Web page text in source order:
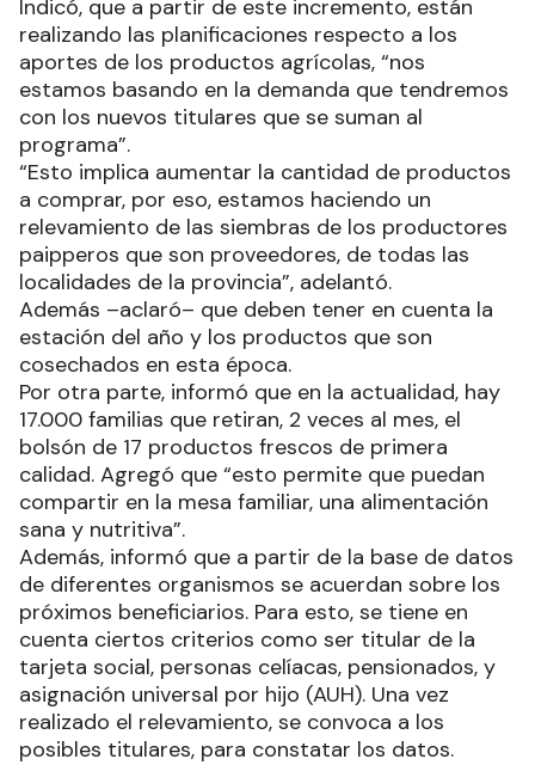
Indicó, que a partir de este incremento, están
realizando las planificaciones respecto a los
aportes de los productos agrícolas, “nos
estamos basando en la demanda que tendremos
con los nuevos titulares que se suman al
programa”.
“Esto implica aumentar la cantidad de productos
a comprar, por eso, estamos haciendo un
relevamiento de las siembras de los productores
paipperos que son proveedores, de todas las
localidades de la provincia”, adelantó.
Además –aclaró– que deben tener en cuenta la
estación del año y los productos que son
cosechados en esta época.
Por otra parte, informó que en la actualidad, hay
17.000 familias que retiran, 2 veces al mes, el
bolsón de 17 productos frescos de primera
calidad. Agregó que “esto permite que puedan
compartir en la mesa familiar, una alimentación
sana y nutritiva”.
Además, informó que a partir de la base de datos
de diferentes organismos se acuerdan sobre los
próximos beneficiarios. Para esto, se tiene en
cuenta ciertos criterios como ser titular de la
tarjeta social, personas celíacas, pensionados, y
asignación universal por hijo (AUH). Una vez
realizado el relevamiento, se convoca a los
posibles titulares, para constatar los datos.